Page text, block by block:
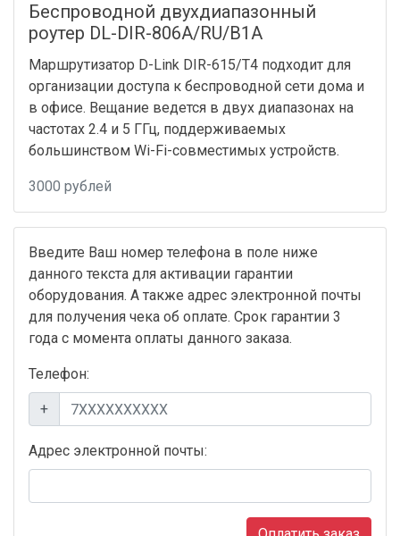
Беспроводной двухдиапазонный
роутер DL-DIR-806A/RU/B1A
Маршрутизатор D-Link DIR-615/T4 подходит для
организации доступа к беспроводной сети дома и
в офисе. Вещание ведется в двух диапазонах на
частотах 2.4 и 5 ГГц, поддерживаемых
большинством Wi-Fi-совместимых устройств.
3000 рублей
Введите Ваш номер телефона в поле ниже
данного текста для активации гарантии
оборудования. А также адрес электронной почты
для получения чека об оплате. Срок гарантии 3
года с момента оплаты данного заказа.
Телефон:
+
Адрес электронной почты: